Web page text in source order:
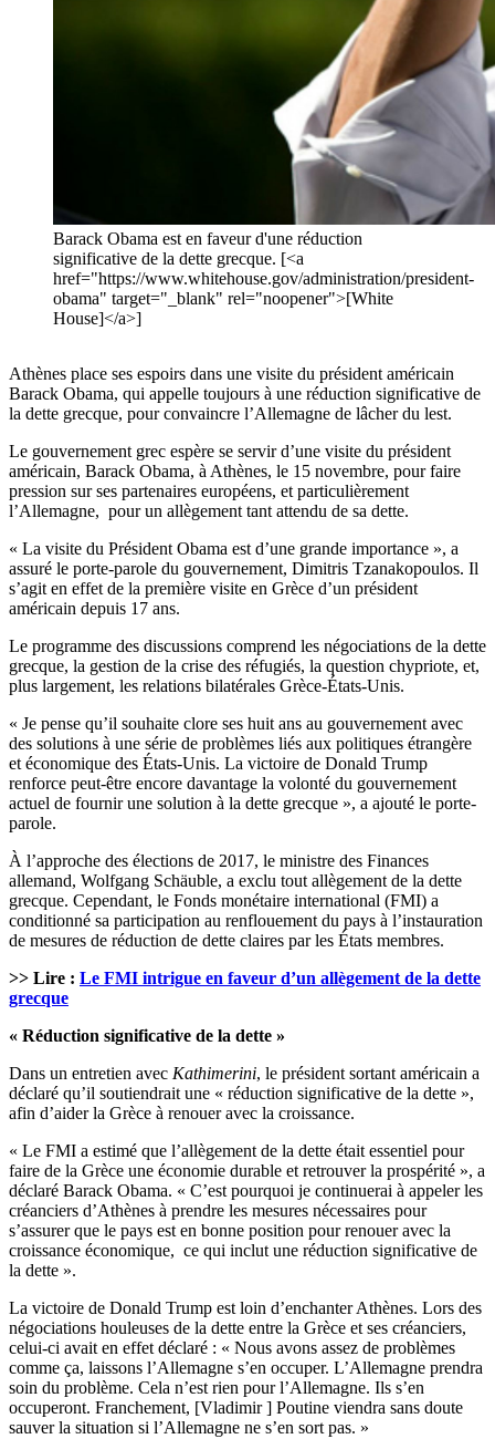
Barack Obama est en faveur d'une réduction
significative de la dette grecque. [<a
href="https://www.whitehouse.gov/administration/president-
obama" target="_blank" rel="noopener">[White
House]</a>]
Athènes place ses espoirs dans une visite du président américain
Barack Obama, qui appelle toujours à une réduction significative de
la dette grecque, pour convaincre l’Allemagne de lâcher du lest.
Le gouvernement grec espère se servir d’une visite du président
américain, Barack Obama, à Athènes, le 15 novembre, pour faire
pression sur ses partenaires européens, et particulièrement
l’Allemagne, pour un allègement tant attendu de sa dette.
« La visite du Président Obama est d’une grande importance », a
assuré le porte-parole du gouvernement, Dimitris Tzanakopoulos. Il
s’agit en effet de la première visite en Grèce d’un président
américain depuis 17 ans.
Le programme des discussions comprend les négociations de la dette
grecque, la gestion de la crise des réfugiés, la question chypriote, et,
plus largement, les relations bilatérales Grèce-États-Unis.
« Je pense qu’il souhaite clore ses huit ans au gouvernement avec
des solutions à une série de problèmes liés aux politiques étrangère
et économique des États-Unis. La victoire de Donald Trump
renforce peut-être encore davantage la volonté du gouvernement
actuel de fournir une solution à la dette grecque », a ajouté le porte-
parole.
À l’approche des élections de 2017, le ministre des Finances
allemand, Wolfgang Schäuble, a exclu tout allègement de la dette
grecque. Cependant, le Fonds monétaire international (FMI) a
conditionné sa participation au renflouement du pays à l’instauration
de mesures de réduction de dette claires par les États membres.
>> Lire : Le FMI intrigue en faveur d’un allègement de la dette
grecque
« Réduction significative de la dette »
Dans un entretien avec Kathimerini, le président sortant américain a
déclaré qu’il soutiendrait une « réduction significative de la dette »,
afin d’aider la Grèce à renouer avec la croissance.
« Le FMI a estimé que l’allègement de la dette était essentiel pour
faire de la Grèce une économie durable et retrouver la prospérité », a
déclaré Barack Obama. « C’est pourquoi je continuerai à appeler les
créanciers d’Athènes à prendre les mesures nécessaires pour
s’assurer que le pays est en bonne position pour renouer avec la
croissance économique, ce qui inclut une réduction significative de
la dette ».
La victoire de Donald Trump est loin d’enchanter Athènes. Lors des
négociations houleuses de la dette entre la Grèce et ses créanciers,
celui-ci avait en effet déclaré : « Nous avons assez de problèmes
comme ça, laissons l’Allemagne s’en occuper. L’Allemagne prendra
soin du problème. Cela n’est rien pour l’Allemagne. Ils s’en
occuperont. Franchement, [Vladimir ] Poutine viendra sans doute
sauver la situation si l’Allemagne ne s’en sort pas. »